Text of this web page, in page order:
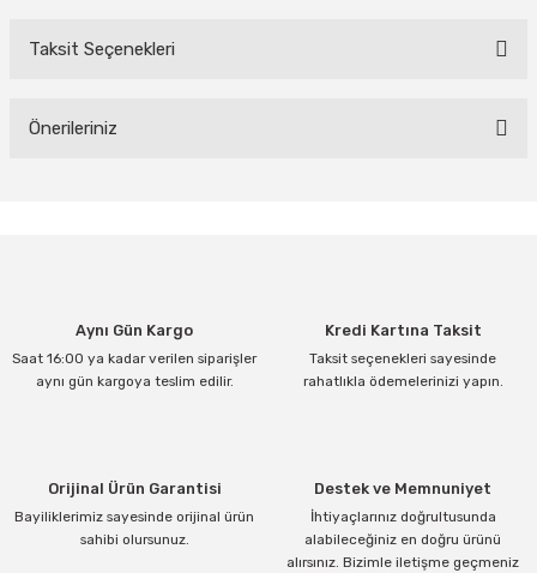
Bu ürüne ilk yorumu siz yapın!
Taksit Seçenekleri
Önerileriniz
Ürün açıklamasında eksik bilgiler bulunuyor.
Ürün bilgilerinde hatalar bulunuyor.
Aynı Gün Kargo
Saat 16:00 ya kadar verilen siparişler
aynı gün kargoya teslim edilir.
Kredi Kartına Taksit
Taksit seçenekleri sayesinde
rahatlıkla ödemelerinizi yapın.
Orijinal Ürün Garantisi
Bayiliklerimiz sayesinde orijinal ürün
sahibi olursunuz.
Destek ve Memnuniyet
İhtiyaçlarınız doğrultusunda
alabileceğiniz en doğru ürünü
alırsınız. Bizimle iletişme geçmeniz